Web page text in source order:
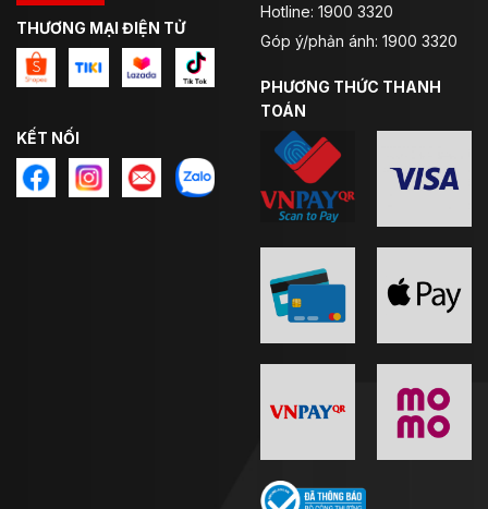
THƯƠNG MẠI ĐIỆN TỬ
KẾT NỐI
Hotline: 1900 3320
Góp ý/phản ánh: 1900 3320
PHƯƠNG THỨC THANH
TOÁN